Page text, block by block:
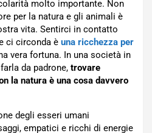
molto importante. Non
per la natura e gli animali è
vita. Sentirci in contatto
ci circonda è una ricchezza per
vera fortuna. In una società in
da padrone, trovare
la natura è una cosa davvero
degli esseri umani
empatici e ricchi di energie